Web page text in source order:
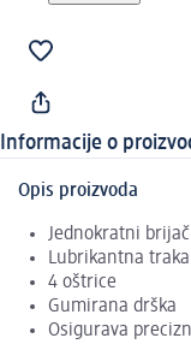
Informacije o
Opis proizvoda
Jednokratni
Lubrikantna
4 oštrice
Gumirana drška
Osigurava